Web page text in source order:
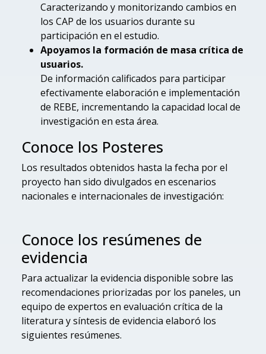
Caracterizando y monitorizando cambios en
los CAP de los usuarios durante su
participación en el estudio.
Apoyamos la formación de masa crítica de
usuarios.
De información calificados para participar
efectivamente elaboración e implementación
de REBE, incrementando la capacidad local de
investigación en esta área.
Conoce los Posteres
Los resultados obtenidos hasta la fecha por el
proyecto han sido divulgados en escenarios
nacionales e internacionales de investigación:
Conoce los resúmenes de
evidencia
Para actualizar la evidencia disponible sobre las
recomendaciones priorizadas por los paneles, un
equipo de expertos en evaluación crítica de la
literatura y síntesis de evidencia elaboró los
siguientes resúmenes.